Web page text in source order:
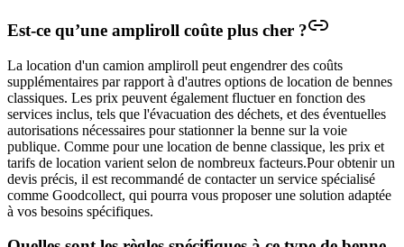
Est-ce qu’une ampliroll coûte plus cher ?
La location d'un camion ampliroll peut engendrer des coûts
supplémentaires par rapport à d'autres options de location de bennes
classiques. Les prix peuvent également fluctuer en fonction des
services inclus, tels que l'évacuation des déchets, et des éventuelles
autorisations nécessaires pour stationner la benne sur la voie
publique. Comme pour une location de benne classique, les prix et
tarifs de location varient selon de nombreux facteurs.Pour obtenir un
devis précis, il est recommandé de contacter un service spécialisé
comme Goodcollect, qui pourra vous proposer une solution adaptée
à vos besoins spécifiques.